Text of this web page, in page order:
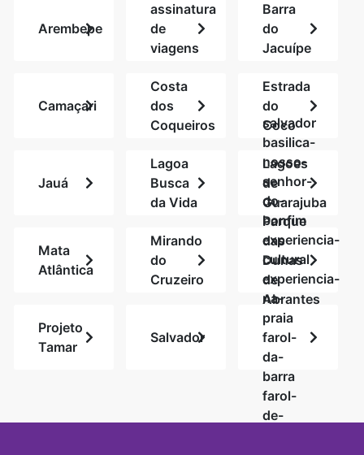
Arembepe
assinatura
de
viagens
Barra
do
Jacuípe
Camaçari
Costa
dos
Coqueiros
Estrada
do
Coco
Jauá
Lagoa
Busca
da Vida
Lagoes
de
Guarajuba
Mata
Atlântica
Mirando
do
Cruzeiro
Parque
das
Dunas
de
Abrantes
Projeto
Tamar
Salvador
salvador
basilica-
nosso-
senhor-
do-
bonfim
experiencia-
cultural
experiencia-
na-
praia
farol-
da-
barra
farol-
de-